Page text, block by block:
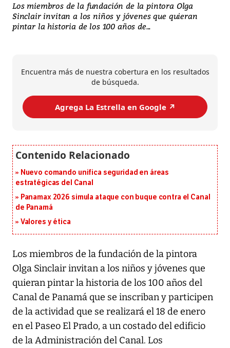
Los miembros de la fundación de la pintora Olga
Sinclair invitan a los niños y jóvenes que quieran
pintar la historia de los 100 años de...
Encuentra más de nuestra cobertura en los resultados
de búsqueda.
Agrega La Estrella en Google ↗️
Nuevo comando unifica seguridad en áreas
estratégicas del Canal
Panamax 2026 simula ataque con buque contra el Canal
de Panamá
Valores y ética
Los miembros de la fundación de la pintora
Olga Sinclair invitan a los niños y jóvenes que
quieran pintar la historia de los 100 años del
Canal de Panamá que se inscriban y participen
de la actividad que se realizará el 18 de enero
en el Paseo El Prado, a un costado del edificio
de la Administración del Canal. Los